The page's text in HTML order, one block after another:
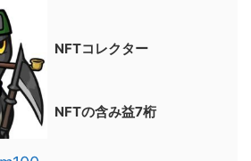
NFTコレクター
NFTの含み益7桁